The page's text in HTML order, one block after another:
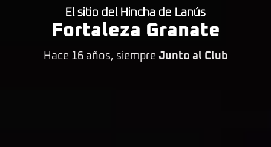
El sitio del Hincha de Lanús
Fortaleza Granate
Hace 16 años, siempre Junto al Club